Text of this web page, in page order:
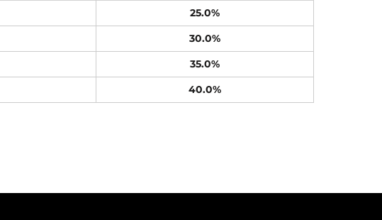
25.0%
30.0%
35.0%
40.0%